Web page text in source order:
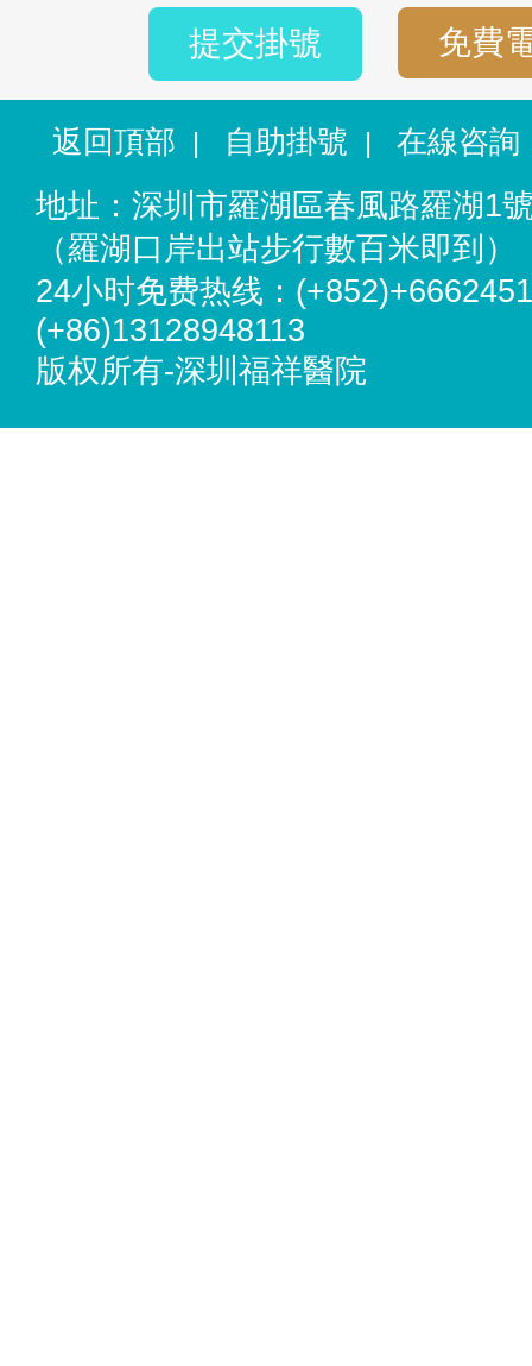
提交掛號 免費
返回頂部 | 自助掛號 |
在線咨詢
地址：深圳市羅湖區春風路羅湖1
（羅湖口岸出站步行數百米即到）
24小时免费热线：
(+86)13128948113
版权所有-深圳福祥醫院